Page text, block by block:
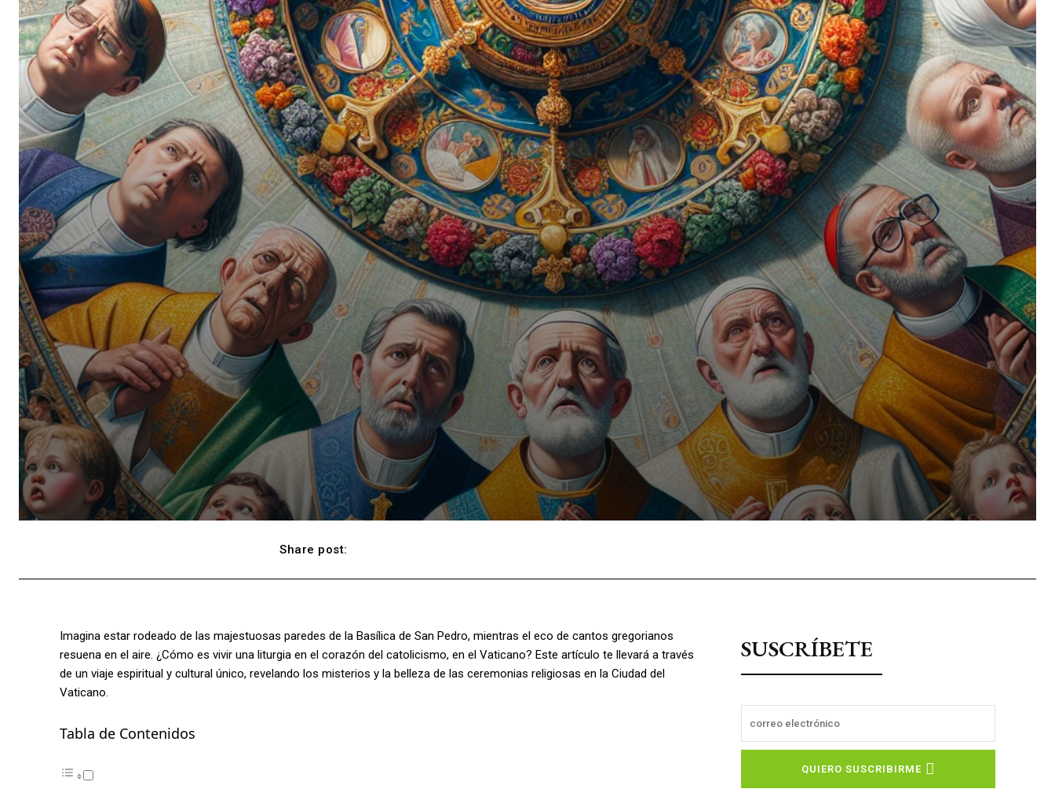
Share post:
Imagina estar rodeado de las majestuosas paredes de la Basílica de San Pedro, mientras el eco de cantos gregorianos
resuena en el aire. ¿Cómo es vivir una liturgia en el corazón del catolicismo, en el Vaticano? Este artículo te llevará a través
de un viaje espiritual y cultural único, revelando los misterios y la belleza de las ceremonias religiosas en la Ciudad del
Vaticano.
Tabla de Contenidos
SUSCRÍBETE
QUIERO SUSCRIBIRME